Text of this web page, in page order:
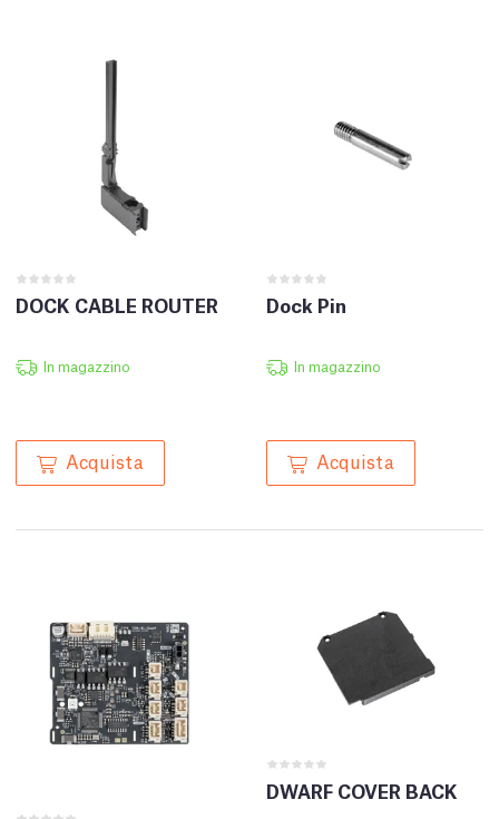
DOCK CABLE ROUTER
In magazzino
Acquista
Dock Pin
In magazzino
Acquista
DWARF COVER BACK